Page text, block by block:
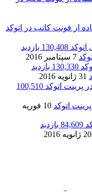
از فونت کاتب در اتوکد
130,408 بازدید
7 سپتامبر 2016
130,330 بازدید
31 ژانویه 2016
100,510
اتوکد
10 فوریه
84,609 بازدید
20 ژانویه 2016